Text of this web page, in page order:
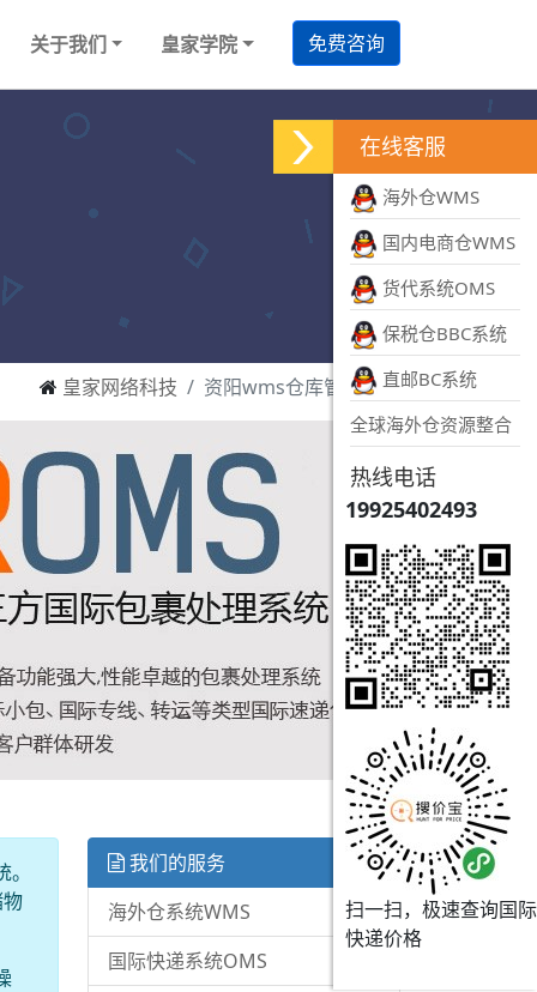
关于我们 皇家学院 免费咨询
皇家网络科技 资阳wms仓库管理系统
我们的服务
海外仓系统WMS
国际快递系统OMS
在线客服
海外仓WMS
国内电商仓WMS
货代系统OMS
保税仓BBC系统
直邮BC系统
全球海外仓资源整合
热线电话
19925402493
扫一扫，极速查询国际
快递价格